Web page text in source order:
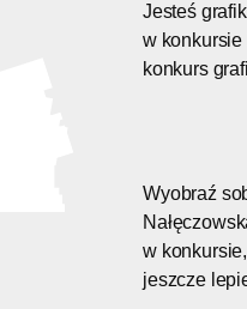
Jesteś
w konkursie
konkurs
Wyobraź
w
jeszcze